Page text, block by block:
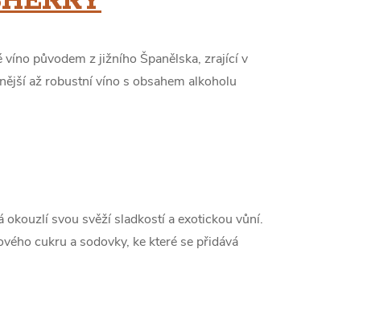
původem z jižního Španělska, zrající v
až robustní víno s obsahem alkoholu
svou svěží sladkostí a exotickou vůní.
cukru a sodovky, ke které se přidává